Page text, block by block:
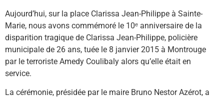
Aujourd’hui, sur la place Clarissa Jean-Philippe à Sainte-
Marie, nous avons commémoré le 10ᵉ anniversaire de la
disparition tragique de Clarissa Jean-Philippe, policière
municipale de 26 ans, tuée le 8 janvier 2015 à Montrouge
par le terroriste Amedy Coulibaly alors qu’elle était en
service.
La cérémonie, présidée par le maire Bruno Nestor Azérot, a